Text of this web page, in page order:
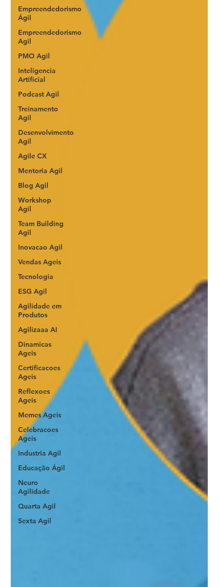
Empreendedorismo
Ágil
Empreendedorismo
Agil
PMO Agil
Inteligencia
Artificial
Podcast Agil
Treinamento
Agil
Desenvolvimento
Agil
Agile CX
Mentoria Agil
Blog Agil
Workshop
Agil
Team Building
Agil
Inovacao Agil
Vendas Ageis
Tecnologia
ESG Agil
Agilidade em
Produtos
Agilizaaa AI
Dinamicas
Ageis
Certificacoes
Ageis
Reflexoes
Ageis
Memes Ageis
Celebracoes
Ageis
Industria Agil
Educação Ágil
Neuro
Agilidade
Quarta Agil
Sexta Agil